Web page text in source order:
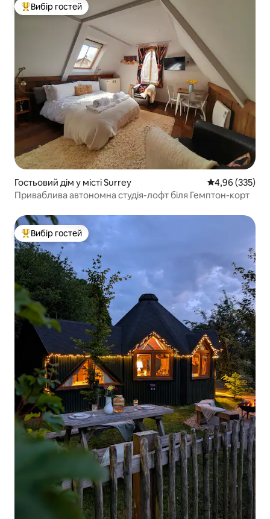
Топ вибір гостей
Вибір гостей
Гостьовий дім у місті Surrey Середня
4,96 (335)
Приваблива автономна студія-лофт біля Гемптон-корт
Топ вибір гостей
Вибір гостей